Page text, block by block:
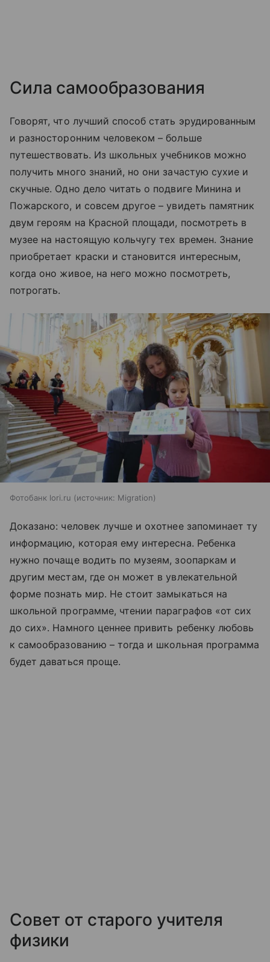
Сила самообразования
Говорят, что лучший способ стать эрудированным
и разносторонним человеком – больше
путешествовать. Из школьных учебников можно
получить много знаний, но они зачастую сухие и
скучные. Одно дело читать о подвиге Минина и
Пожарского, и совсем другое – увидеть памятник
двум героям на Красной площади, посмотреть в
музее на настоящую кольчугу тех времен. Знание
приобретает краски и становится интересным,
когда оно живое, на него можно посмотреть,
потрогать.
Фотобанк lori.ru источник: Migration
Доказано: человек лучше и охотнее запоминает ту
информацию, которая ему интересна. Ребенка
нужно почаще водить по музеям, зоопаркам и
другим местам, где он может в увлекательной
форме познать мир. Не стоит замыкаться на
школьной программе, чтении параграфов «от сих
до сих». Намного ценнее привить ребенку любовь
к самообразованию – тогда и школьная программа
будет даваться проще.
Совет от старого учителя
физики